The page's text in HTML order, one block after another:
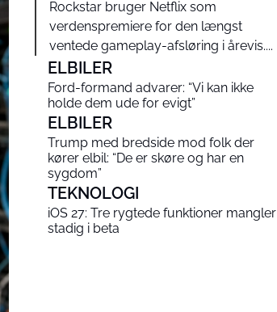
Rockstar bruger Netflix som
verdenspremiere for den længst
ventede gameplay-afsløring i årevis....
ELBILER
Ford-formand advarer: “Vi kan ikke
holde dem ude for evigt”
ELBILER
Trump med bredside mod folk der
kører elbil: “De er skøre og har en
sygdom”
TEKNOLOGI
iOS 27: Tre rygtede funktioner mangler
stadig i beta